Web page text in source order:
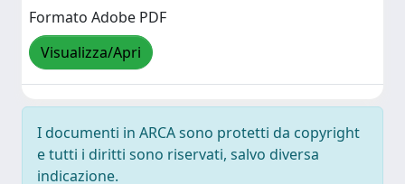
Formato Adobe PDF
Visualizza/Apri
I documenti in ARCA sono protetti da copyright
e tutti i diritti sono riservati, salvo diversa
indicazione.